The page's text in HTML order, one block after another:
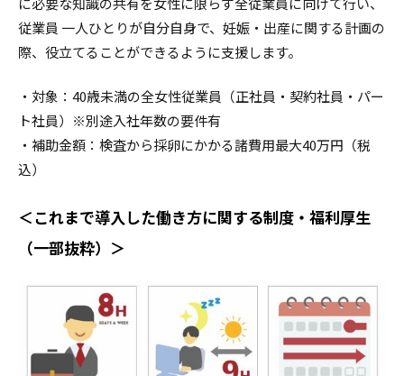
従業員 一人ひとりが自分自身で、妊娠・出産に関する計画の
際、役立てることができるように支援します。
・対象：40歳未満の全女性従業員（正社員・契約社員・パー
ト社員）※別途入社年数の要件有
・補助金額：検査から採卵にかかる諸費用最大40万円（税
込）
＜これまで導入した働き方に関する制度・福利厚生
（一部抜粋）＞